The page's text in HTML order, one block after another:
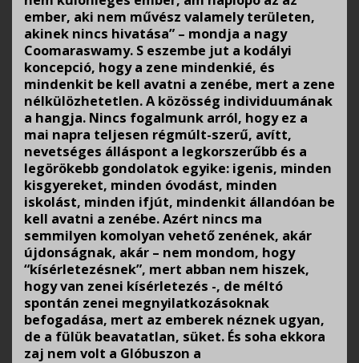
ember, aki nem művész valamely területen,
akinek nincs hivatása” – mondja a nagy
Coomaraswamy. S eszembe jut a kodályi
koncepció, hogy a zene mindenkié, és
mindenkit be kell avatni a zenébe, mert a zene
nélkülözhetetlen. A közösség individuumának
a hangja. Nincs fogalmunk arról, hogy ez a
mai napra teljesen régmúlt-szerű, avítt,
nevetséges álláspont a legkorszerűbb és a
legörökebb gondolatok egyike: igenis, minden
kisgyereket, minden óvodást, minden
iskolást, minden ifjút, mindenkit állandóan be
kell avatni a zenébe. Azért nincs ma
semmilyen komolyan vehető zenének, akár
újdonságnak, akár – nem mondom, hogy
“kísérletezésnek”, mert abban nem hiszek,
hogy van zenei kísérletezés -, de méltó
spontán zenei megnyilatkozásoknak
befogadása, mert az emberek néznek ugyan,
de a fülük beavatatlan, süket. És soha ekkora
zaj nem volt a Glóbuszon a